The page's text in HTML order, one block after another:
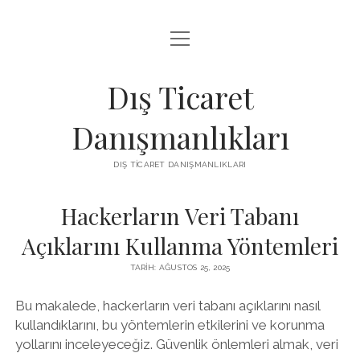
IGTV IZLENME ARTTIRMA HILESI BEDAVA
SAYFA LISTESI
THREADS TAKIPÇI ÇOĞALTMA
menüyü
aç
Dış Ticaret
Danışmanlıkları
DIŞ TICARET DANIŞMANLIKLARI
Hackerların Veri Tabanı
Açıklarını Kullanma Yöntemleri
TARIH: AĞUSTOS 25, 2025
Bu makalede, hackerların veri tabanı açıklarını nasıl
kullandıklarını, bu yöntemlerin etkilerini ve korunma
yollarını inceleyeceğiz. Güvenlik önlemleri almak, veri